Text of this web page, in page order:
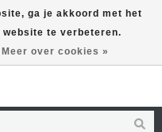
ga je akkoord met het
te verbeteren.
Meer over cookies »